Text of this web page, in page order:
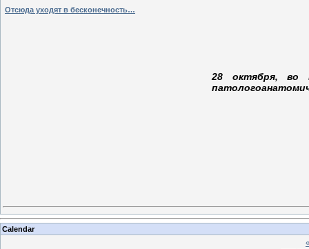
Отсюда уходят в бесконечность…
28 октября, во
Calendar
«